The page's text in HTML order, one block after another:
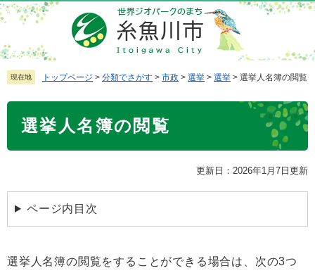
ペ
ー
ジ
の
先
メ
ニ
ュ
ー
を
へ
現在地 トップページ > 分類でさがす > 市政 > 選挙 > 選挙 > 選挙人名簿の閲覧
選挙人名簿の閲覧
更新日：2026年1月7日更新
ページ内目次
選挙人名簿の閲覧をすることができる場合は、次の3つ